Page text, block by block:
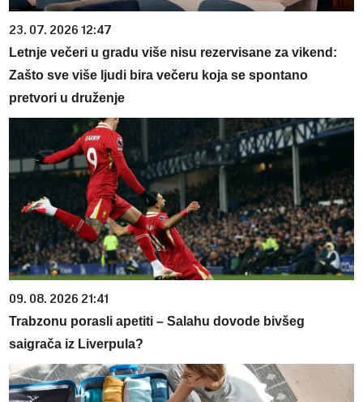
23. 07. 2026 12:47
Letnje večeri u gradu više nisu rezervisane za vikend:
Zašto sve više ljudi bira večeru koja se spontano
pretvori u druženje
09. 08. 2026 21:41
Trabzonu porasli apetiti – Salahu dovode bivšeg
saigrača iz Liverpula?